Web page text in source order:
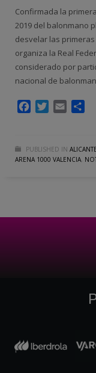
Confirmada la
2019 del balonmano
desvelar las
organiza la Real
considerado por
nacional de
FacebookTwitter
Email
PUBLISHED IN
ARENA 1000 VALENCIA,